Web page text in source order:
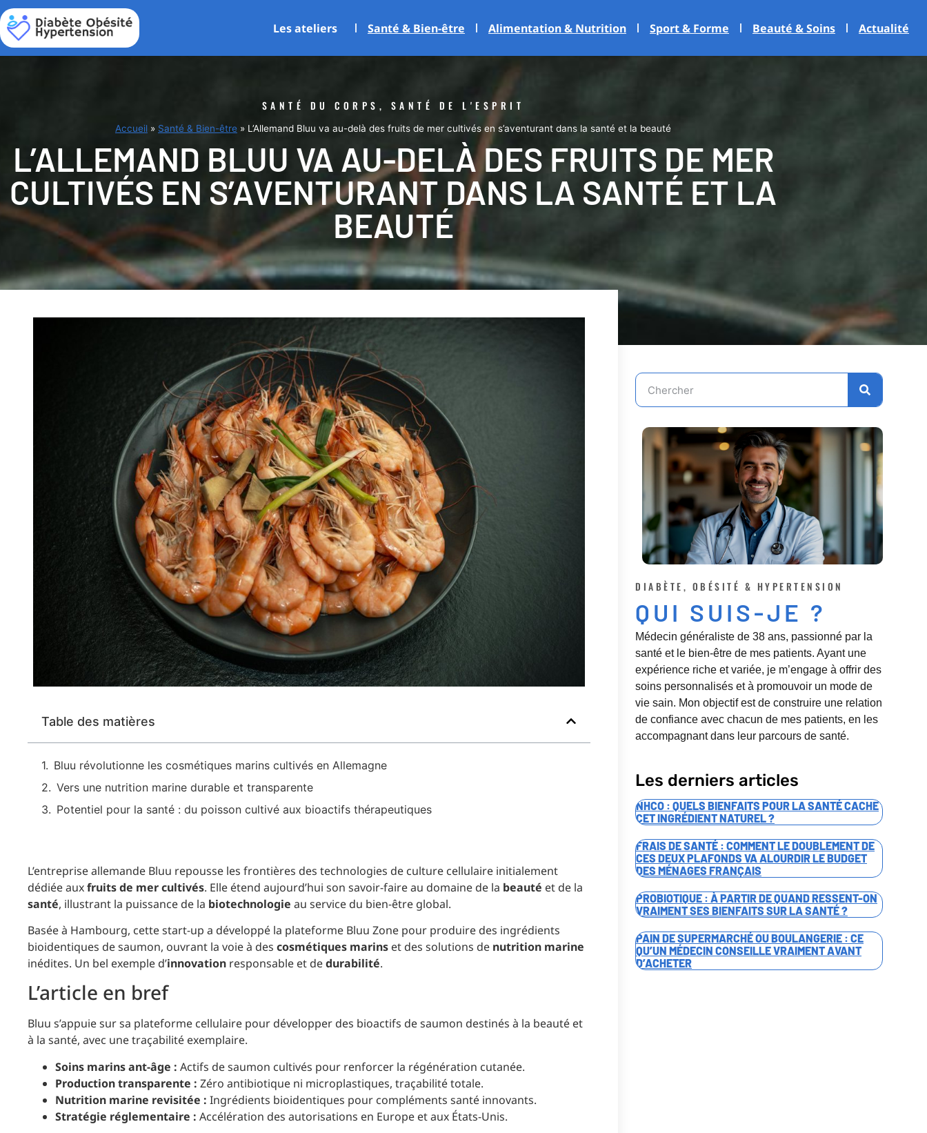
Les ateliers Santé & Bien-être Alimentation & Nutrition Sport & Forme Beauté & Soins Actualité
SANTÉ DU CORPS, SANTÉ DE L'ESPRIT
Accueil » Santé & Bien-être » L’Allemand Bluu va au-delà des fruits de mer cultivés en s’aventurant dans la santé et la beauté
L’ALLEMAND BLUU VA AU-DELÀ DES FRUITS DE MER
CULTIVÉS EN S’AVENTURANT DANS LA SANTÉ ET LA
BEAUTÉ
Table des matières
Bluu révolutionne les cosmétiques marins cultivés en Allemagne
Vers une nutrition marine durable et transparente
Potentiel pour la santé : du poisson cultivé aux bioactifs thérapeutiques
L’entreprise allemande Bluu repousse les frontières des technologies de culture cellulaire initialement
dédiée auxfruits de mer cultivés. Elle étend aujourd’hui son savoir-faire au domaine de la beauté et de la
santé, illustrant la puissance de la biotechnologie au service du bien-être global.
Basée à Hambourg, cette start-up a développé la plateforme Bluu Zone pour produire des ingrédients
bioidentiques de saumon, ouvrant la voie à des cosmétiques marins et des solutions de nutrition marine
inédites. Un bel exemple d’innovation responsable et dedurabilité.
L’article en bref
Bluu s’appuie sur sa plateforme cellulaire pour développer des bioactifs de saumon destinés à la beauté et
à la santé, avec une traçabilité exemplaire.
Soins marins ant-âge : Actifs de saumon cultivés pour renforcer la régénération cutanée.
Production transparente : Zéro antibiotique ni microplastiques, traçabilité totale.
Nutrition marine revisitée : Ingrédients bioidentiques pour compléments santé innovants.
Stratégie réglementaire : Accélération des autorisations en Europe et aux États-Unis.
DIABÈTE, OBÉSITÉ & HYPERTENSION
QUI SUIS-JE ?
Médecin généraliste de 38 ans, passionné par la
santé et le bien-être de mes patients. Ayant une
expérience riche et variée, je m’engage à offrir des
soins personnalisés et à promouvoir un mode de
vie sain. Mon objectif est de construire une relation
de confiance avec chacun de mes patients, en les
accompagnant dans leur parcours de santé.
Les derniers articles
NHCO : QUELS BIENFAITS POUR LA SANTÉ CACHE
CET INGRÉDIENT NATUREL ?
FRAIS DE SANTÉ : COMMENT LE DOUBLEMENT DE
CES DEUX PLAFONDS VA ALOURDIR LE BUDGET
DES MÉNAGES FRANÇAIS
PROBIOTIQUE : À PARTIR DE QUAND RESSENT-ON
VRAIMENT SES BIENFAITS SUR LA SANTÉ ?
PAIN DE SUPERMARCHÉ OU BOULANGERIE : CE
QU’UN MÉDECIN CONSEILLE VRAIMENT AVANT
D’ACHETER